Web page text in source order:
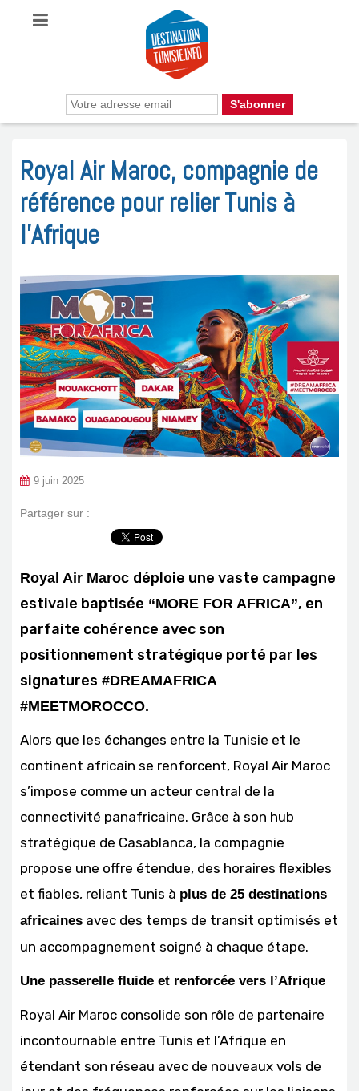
Royal Air Maroc, compagnie de
référence pour relier Tunis à
l’Afrique
9 juin 2025
Partager sur :
Royal Air Maroc déploie une vaste campagne
estivale baptisée “MORE FOR AFRICA”, en
parfaite cohérence avec son
positionnement stratégique porté par les
signatures #DREAMAFRICA
#MEETMOROCCO.
Alors que les échanges entre la Tunisie et le
continent africain se renforcent, Royal Air Maroc
s’impose comme un acteur central de la
connectivité panafricaine. Grâce à son hub
stratégique de Casablanca, la compagnie
propose une offre étendue, des horaires flexibles
et fiables, reliant Tunis à plus de 25 destinations
africaines avec des temps de transit optimisés et
un accompagnement soigné à chaque étape.
Une passerelle fluide et renforcée vers l’Afrique
Royal Air Maroc consolide son rôle de partenaire
incontournable entre Tunis et l’Afrique en
étendant son réseau avec de nouveaux vols de